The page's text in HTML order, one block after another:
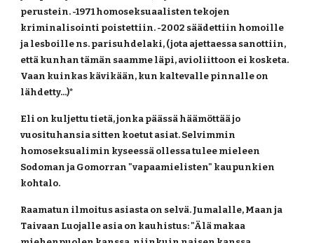
perustein. -1971 homoseksuaalisten tekojen
kriminalisointi poistettiin. -2002 säädettiin homoille
ja lesboille ns. parisuhdelaki, (jota ajettaessa sanottiin,
että kunhan tämän saamme läpi, avioliittoon ei kosketa.
Vaan kuinkas kävikään, kun kaltevalle pinnalle on
lähdetty...)*
Eli on kuljettu tietä, jonka päässä häämöttää jo
vuosituhansia sitten koetut asiat. Selvimmin
homoseksualimin kyseessä ollessa tulee mieleen
Sodoman ja Gomorran "vapaamielisten" kaupunkien
kohtalo.
Raamatun ilmoitus asiasta on selvä. Jumalalle, Maan ja
Taivaan Luojalle asia on kauhistus: "Älä makaa